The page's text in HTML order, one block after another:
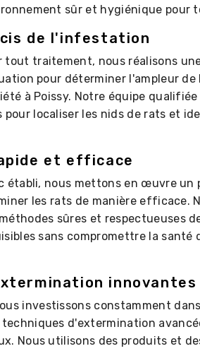
sûr et hygiénique pour
de l'infestation
tout traitement, nous réalisons
pour déterminer l'ampleur
à Poissy. Notre équipe
pour localiser les nids de rats et
et efficace
établi, nous mettons en œuvre un
les rats de manière efficace.
sûres et respectueuses
sans compromettre la santé
innovantes
investissons constamment
techniques d'extermination
Nous utilisons des produits et